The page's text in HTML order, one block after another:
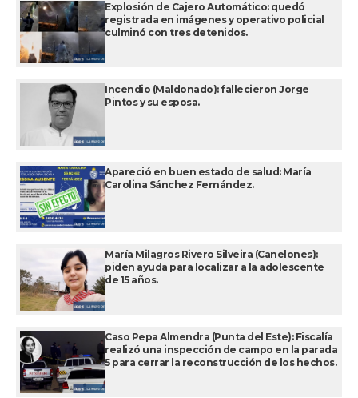
Explosión de Cajero Automático: quedó
registrada en imágenes y operativo policial
culminó con tres detenidos.
Incendio (Maldonado): fallecieron Jorge
Pintos y su esposa.
Apareció en buen estado de salud: María
Carolina Sánchez Fernández.
María Milagros Rivero Silveira (Canelones):
piden ayuda para localizar a la adolescente
de 15 años.
Caso Pepa Almendra (Punta del Este): Fiscalía
realizó una inspección de campo en la parada
5 para cerrar la reconstrucción de los hechos.